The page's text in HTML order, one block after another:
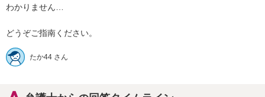
わかりません…
どうぞご指南ください。
たか44 さん